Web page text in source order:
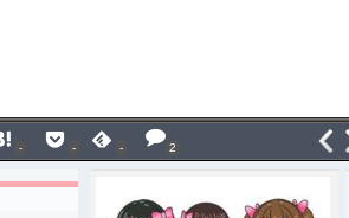
- - - 2